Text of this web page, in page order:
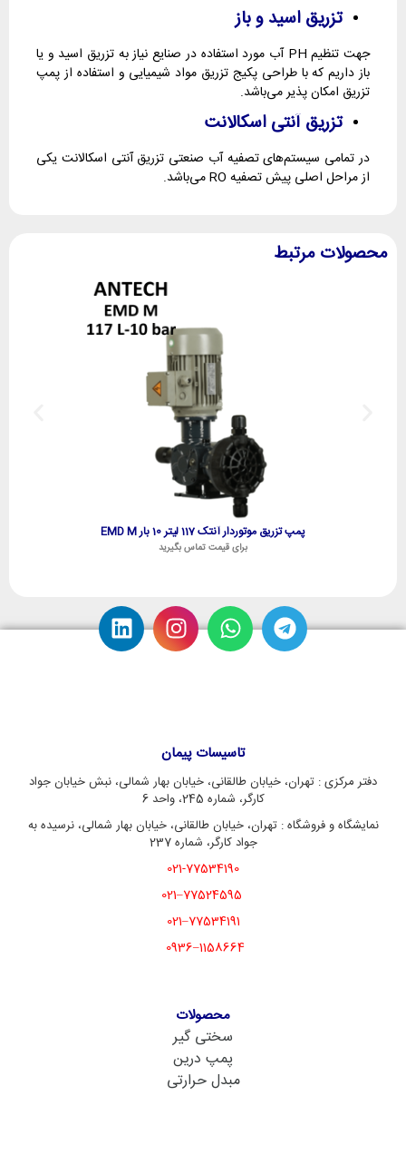
تزریق اسید و باز
جهت تنظیم PH آب مورد استفاده در صنایع نیاز به تزریق اسید و یا
باز داریم که با طراحی پکیج تزریق مواد شیمیایی و استفاده از پمپ
تزریق امکان پذیر می‌باشد.
تزریق آنتی اسکالانت
در تمامی سیستم‌های تصفیه آب صنعتی تزریق آنتی اسکالانت یکی
از مراحل اصلی پیش تصفیه RO می‌باشد.
محصولات مرتبط
پمپ تزریق موتوردار آنتک 117 لیتر 10 بار EMD M
برای قیمت تماس بگیرید
تاسیسات پیمان
دفتر مرکزی : تهران، خیابان طالقانی، خیابان بهار شمالی، نبش خیابان جواد
کارگر، شماره 245، واحد 6
نمایشگاه و فروشگاه : تهران، خیابان طالقانی، خیابان بهار شمالی، نرسیده به
جواد کارگر، شماره 237
021-77534190
77524595–021
77534191–021
1158664–0936
محصولات
سختی گیر
پمپ درین
مبدل حرارتی